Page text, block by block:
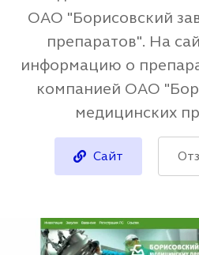
ОАО "Борисовский
препаратов". На
информацию о
компанией ОАО
медицинских
Сайт